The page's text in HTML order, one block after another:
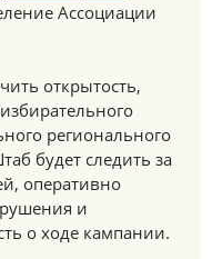
Ассоциации
открытость,
регионального
будет следить за
оперативно
и
о ходе кампании.